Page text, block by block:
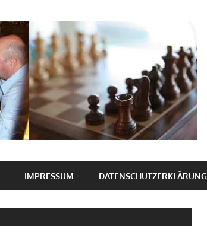
IMPRESSUM DATENSCHUTZERKLÄRUNG